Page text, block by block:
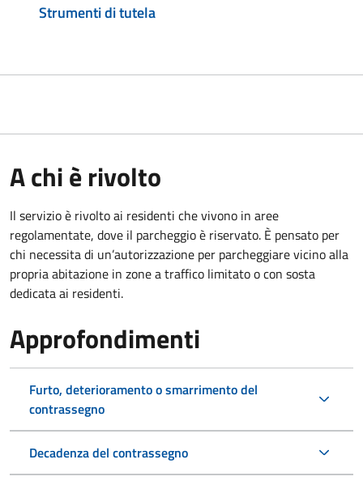
Strumenti di tutela
A chi è rivolto
Il servizio è rivolto ai residenti che vivono in aree
regolamentate, dove il parcheggio è riservato. È pensato per
chi necessita di un’autorizzazione per parcheggiare vicino alla
propria abitazione in zone a traffico limitato o con sosta
dedicata ai residenti.
Approfondimenti
Furto, deterioramento o smarrimento del
contrassegno
Decadenza del contrassegno